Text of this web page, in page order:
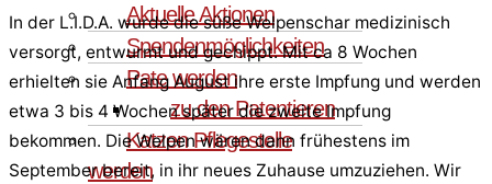
Aktuelle Aktionen
Spendenmöglichkeiten
Pate werden
zu den Patentieren
Katzen Pflegestelle
werden
In der L.I.D.A. wurde die süße Welpenschar medizinisch
versorgt, entwurmt und gechippt. Mit ca 8 Wochen
erhielten sie Anfang August ihre erste Impfung und werden
etwa 3 bis 4 Wochen später die zweite Impfung
bekommen. Die Welpen wären dann frühestens im
September bereit, in ihr neues Zuhause umzuziehen. Wir